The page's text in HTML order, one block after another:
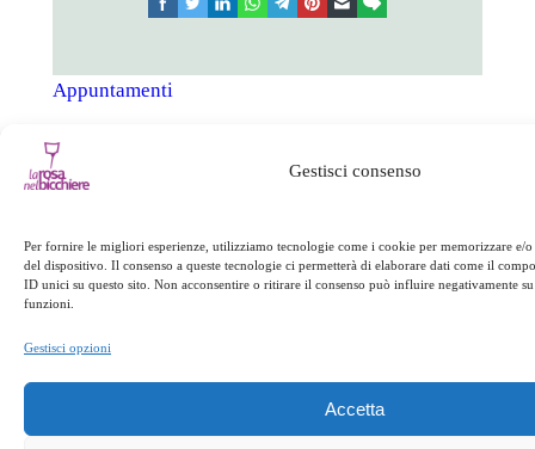
Gestisci consenso
Per fornire le migliori esperienze, utilizziamo tecnologie come i cookie per memorizzare e/
del dispositivo. Il consenso a queste tecnologie ci permetterà di elaborare dati come il
ID unici su questo sito. Non acconsentire o ritirare il consenso può influire negativamente
funzioni.
Gestisci opzioni
Accetta
Appuntamenti
Successivo:
Palme
→